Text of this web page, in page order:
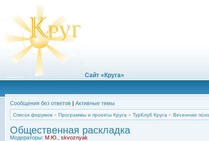
Сайт «Круга»
Сообщения без ответов | Активные темы
Список форумов » Программы и проекты Круга » ТурКлуб Круга » Весенние
Общественная раскладка
Модераторы: М.Ю. skvoznyak